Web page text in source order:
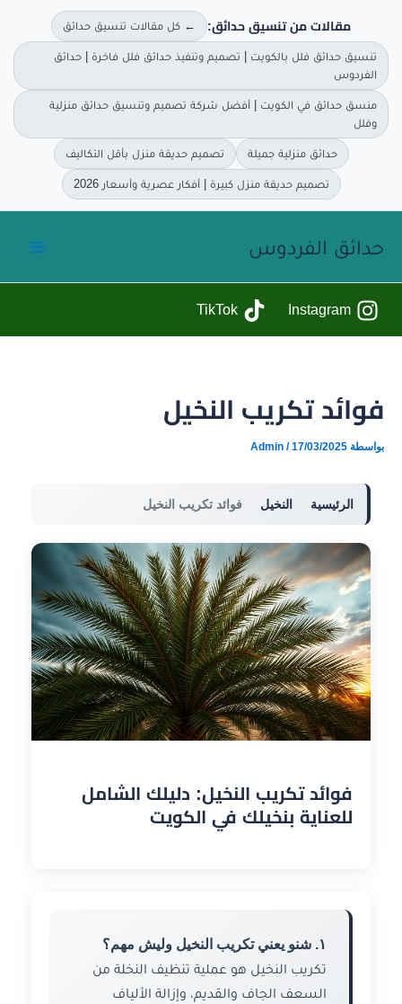
مقالات من تنسيق حدائق: ← كل مقالات تنسيق حدائق
تنسيق حدائق فلل بالكويت | تصميم وتنفيذ حدائق فلل فاخرة | حدائق
الفردوس
منسق حدائق في الكويت | أفضل شركة تصميم وتنسيق حدائق منزلية
وفلل
حدائق منزلية جميلة تصميم حديقة منزل بأقل التكاليف
تصميم حديقة منزل كبيرة | أفكار عصرية وأسعار 2026
حدائق الفردوس
Instagram
TikTok
فوائد تكريب النخيل
بواسطة Admin /17/03/2025
الرئيسية النخيل فوائد تكريب النخيل
فوائد تكريب النخيل: دليلك الشامل
للعناية بنخيلك في الكويت
١. شنو يعني تكريب النخيل وليش مهم؟
تكريب النخيل هو عملية تنظيف النخلة من
السعف الجاف والقديم، وإزالة الألياف